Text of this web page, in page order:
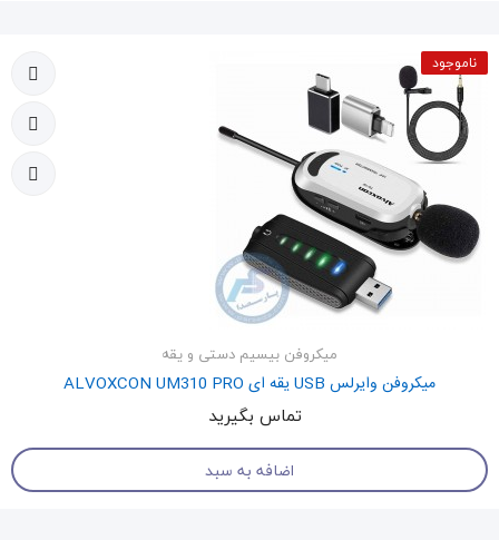
ناموجود
میکروفن بیسیم دستی و یقه
میکروفن وایرلس USB یقه ای ALVOXCON UM310 PRO
تماس بگیرید
اضافه به سبد